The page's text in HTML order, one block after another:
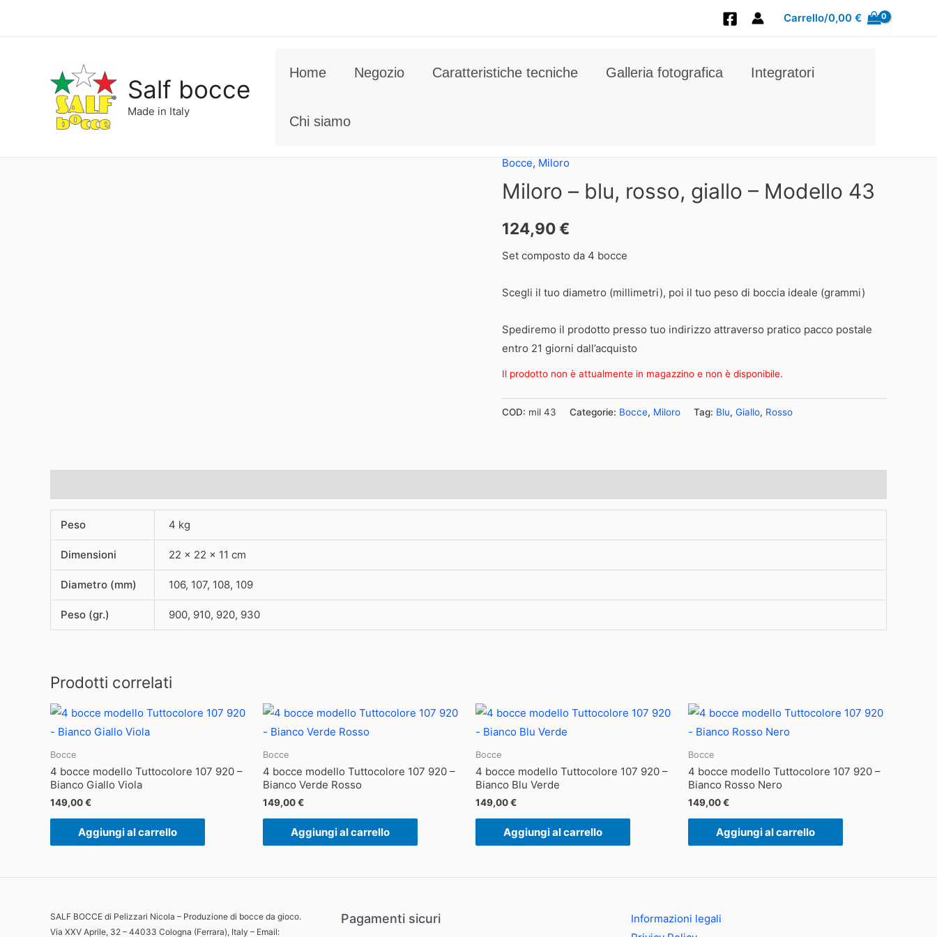
Carrello/0,00 €
Salf bocce
Made in Italy
Home Negozio Caratteristiche tecniche Galleria fotografica Integratori
Chi siamo
Bocce, Miloro
Miloro – blu, rosso, giallo – Modello 43
124,90€
Set composto da 4 bocce
Scegli il tuo diametro (millimetri), poi il tuo peso di boccia ideale (grammi)
Spediremo il prodotto presso tuo indirizzo attraverso pratico pacco postale
entro 21 giorni dall’acquisto
Il prodotto non è attualmente in magazzino e non è disponibile.
COD: mil 43 Categorie: Bocce, Miloro Tag: Blu, Giallo, Rosso
Peso 4 kg
Dimensioni 22 × 22 × 11 cm
Diametro (mm) 106, 107, 108, 109
Peso (gr.) 900, 910, 920, 930
Prodotti correlati
Bocce
4 bocce modello Tuttocolore 107 920 –
Bianco Giallo Viola
149,00€
Aggiungi al carrello
Bocce
4 bocce modello Tuttocolore 107 920 –
Bianco Verde Rosso
149,00€
Aggiungi al carrello
Bocce
4 bocce modello Tuttocolore 107 920 –
Bianco Blu Verde
149,00€
Aggiungi al carrello
Bocce
4 bocce modello Tuttocolore 107 920 –
Bianco Rosso Nero
149,00€
Aggiungi al carrello
SALF BOCCE di Pelizzari Nicola – Produzione di bocce da gioco.
Via XXV Aprile, 32 – 44033 Cologna (Ferrara), Italy – Email:
Pagamenti sicuri
Informazioni legali